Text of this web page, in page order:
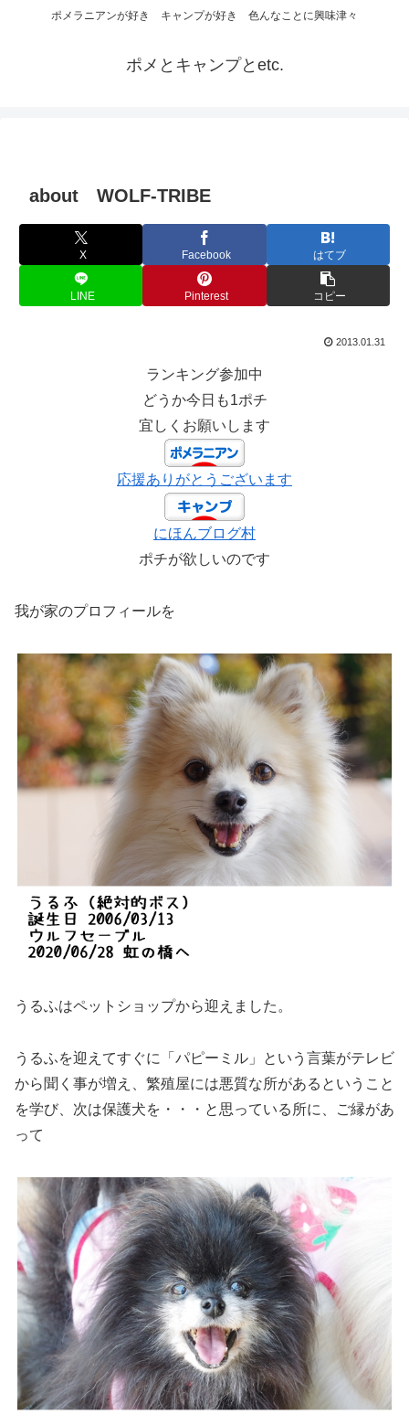
ポメラニアンが好き キャンプが好き 色んなことに興味津々
ポメとキャンプとetc.
about WOLF-TRIBE
X Facebook はてブ
LINE Pinterest コピー
2013.01.31
ランキング参加中
どうか今日も1ポチ
宜しくお願いします
応援ありがとうございます
にほんブログ村
ポチが欲しいのです
我が家のプロフィールを
うるふはペットショップから迎えました。
うるふを迎えてすぐに「パピーミル」という言葉がテレビ
から聞く事が増え、繁殖屋には悪質な所があるということ
を学び、次は保護犬を・・・と思っている所に、ご縁があ
って